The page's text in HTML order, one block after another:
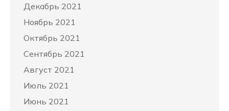
Декабрь 2021
Ноябрь 2021
Октябрь 2021
Сентябрь 2021
Август 2021
Июль 2021
Июнь 2021